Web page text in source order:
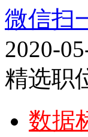
微信扫
2020-
精选职
数据